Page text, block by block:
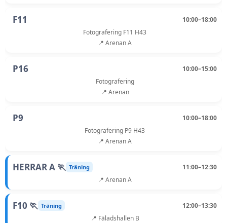
F11
10:00–18:00
Fotografering F11 H43
📍 Arenan A
P16
10:00–15:00
Fotografering
📍 Arenan
P9
10:00–18:00
Fotografering P9 H43
📍 Arenan A
HERRAR A 🏃 Träning
11:00–12:30
📍 Arenan A
F10 🏃 Träning
12:00–13:30
📍 Fäladshallen B